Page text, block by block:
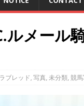
メール
ブレッド,写真,未分類,競